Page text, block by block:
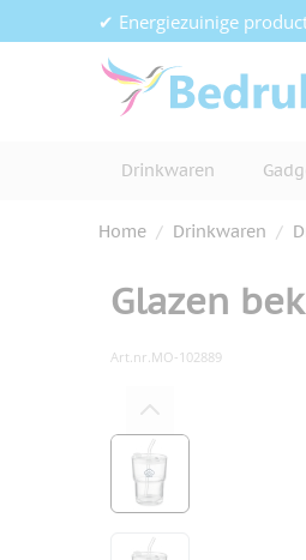
Ga naar de inhoud✔ Energiezuinige
Drinkwaren
Home / Drinkwaren /
Glazen
Art.nr.MO-102889
View larger
View larger